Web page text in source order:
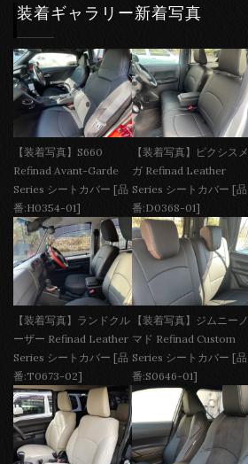
装着ギャラリー新着写真
【装着写真】S660
Refinad Avant-Garde
Series シートカバー [品
番:H0354-01]
【装着写真】ピクシスメ
ガ Refinad Leather
Series シートカバー [品
番:D0368-01]
【装着写真】ランドクル
ーザー Refinad Leather
Series シートカバー [品
番:T0673-02]
【装着写真】ジムニーノ
マド Refinad Custom
Series シートカバー [品
番:S0646-01]